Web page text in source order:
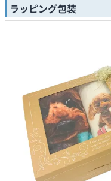
ラッピング包装